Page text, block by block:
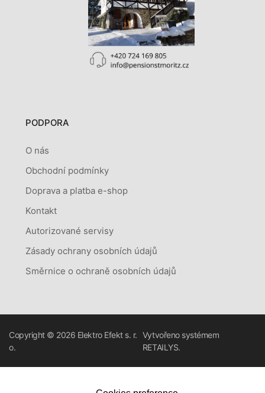
PODPORA
O nás
Obchodní podmínky
Doprava a platba e-shop
Kontakt
Autorizované servisy
Zásady ochrany osobních údajů
Směrnice o ochraně osobních údajů
Copyright © 2026 Elektro Efekt s. r.
o.
Vytvořeno systémem
RETAILYS.